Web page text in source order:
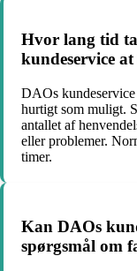
Hvor lang tid
kundeservice at
DAOs kundeservice
hurtigt som muligt.
antallet af
eller problemer.
timer.
Kan DAOs
spørgsmål om